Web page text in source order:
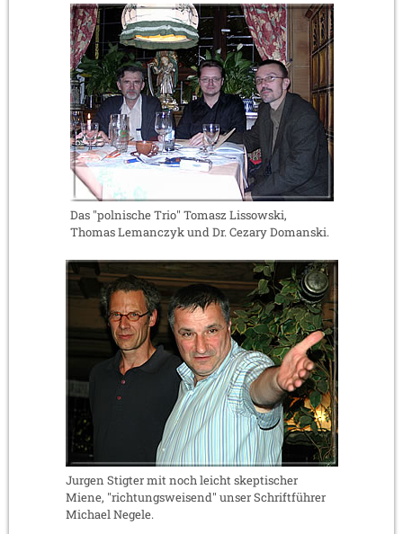
Das "polnische Trio" Tomasz Lissowski,
Thomas Lemanczyk und Dr. Cezary Domanski.
Jurgen Stigter mit noch leicht skeptischer
Miene, "richtungsweisend" unser Schriftführer
Michael Negele.